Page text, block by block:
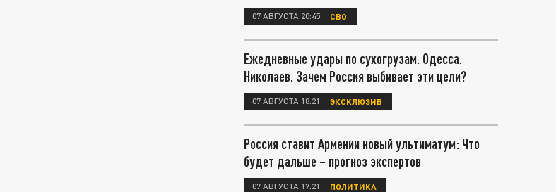
07 АВГУСТА 20:45 СВО
Ежедневные удары по сухогрузам. Одесса.
Николаев. Зачем Россия выбивает эти цели?
07 АВГУСТА 18:21 ЭКСКЛЮЗИВ
Россия ставит Армении новый ультиматум: Что
будет дальше – прогноз экспертов
07 АВГУСТА 17:21 ПОЛИТИКА